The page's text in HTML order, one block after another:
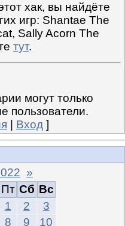
хак, вы найдёте
игр: Shantae The
Sally Acorn The
тут.
могут только
пользователи.
Вход ]
»
Пт Сб Вс
1
2
3
8 9 10